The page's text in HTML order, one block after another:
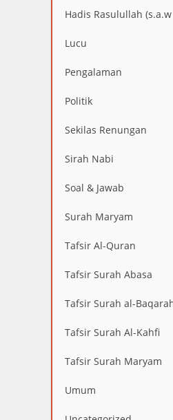
Hadis Rasulullah (s.a.w
Lucu
Pengalaman
Politik
Sekilas Renungan
Sirah Nabi
Soal & Jawab
Surah Maryam
Tafsir Al-Quran
Tafsir Surah Abasa
Tafsir Surah al-
Tafsir Surah Al-Kahfi
Tafsir Surah Maryam
Umum